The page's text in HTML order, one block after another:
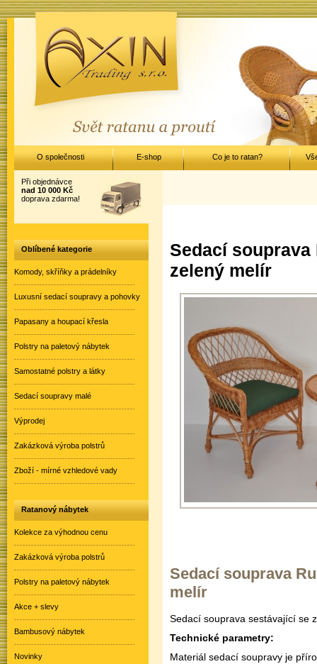
Sedací
zelený melír
Sedací souprava
melír
Sedací souprava sestávající se
Technické parametry:
Materiál sedací soupravy je
Při objednávce
nad 10 000 Kč
doprava zdarma!
Oblíbené kategorie
Komody, skříňky a prádelníky
Luxusní sedací soupravy a pohovky
Papasany a houpací křesla
Polstry na paletový nábytek
Samostatné polstry a látky
Sedací soupravy malé
Výprodej
Zakázková výroba polstrů
Zboží - mírné vzhledové vady
Ratanový nábytek
Kolekce za výhodnou cenu
Zakázková výroba polstrů
Polstry na paletový nábytek
Akce + slevy
Bambusový nábytek
Novinky
O společnosti E-shop Co je to ratan?